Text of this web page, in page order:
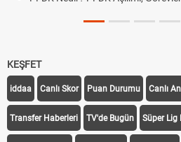
KEŞFET
iddaa Canlı Skor Puan Durumu Canlı
Transfer Haberleri TV'de Bugün Süper Lig